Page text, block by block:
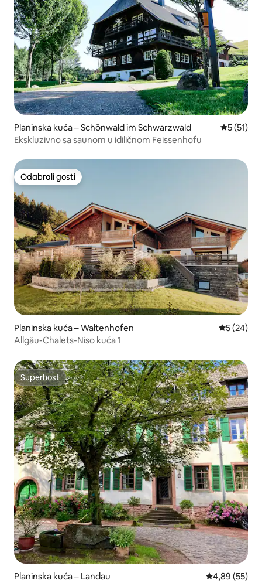
Planinska kuća – Schönwald im Schwarzwald Prosječna
5 (51)
Ekskluzivno sa saunom u idiličnom Feissenhofu
Odabrali gosti
Odabrali gosti
Planinska kuća – Waltenhofen Prosječna
5 (24)
Allgäu-Chalets-Niso kuća 1
Superhost
Superhost
Planinska kuća – Landau Prosječna
4,89 (55)